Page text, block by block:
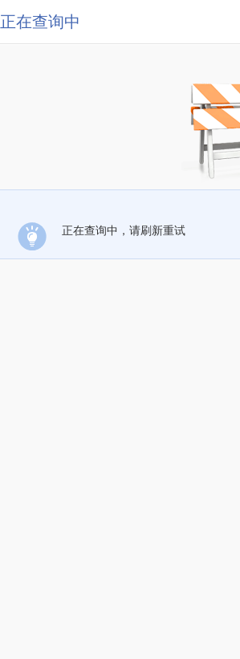
正在查询中
正在查询中，请刷新重试